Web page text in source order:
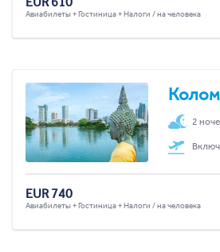
Авиабилеты + Гостиница + Налоги / на человека
2
EUR 740
Авиабилеты + Гостиница + Налоги / на человека